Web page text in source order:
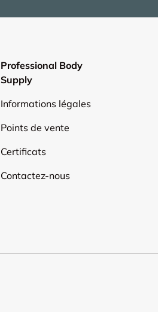
Professional Body
Supply
Informations légales
Points de vente
Certificats
Contactez-nous